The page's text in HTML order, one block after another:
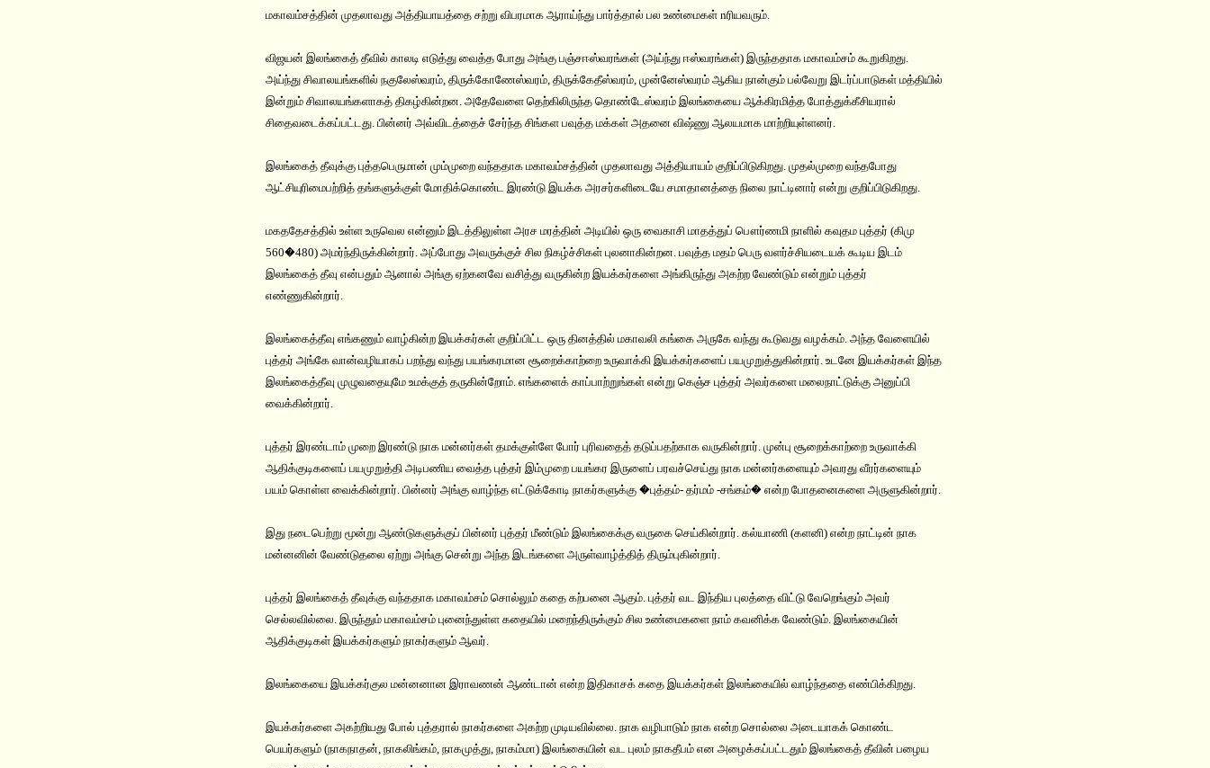
மகாவம்சத்தின் முதலாவது அத்தியாயத்தை சற்று விபரமாக ஆராய்ந்து பார்த்தால் பல உண்மைகள் nரியவரும்.
விஜயன் இலங்கைத் தீவில் காலடி எடுத்து வைத்த போது அங்கு பஞ்சஈஸ்வரங்கள் (அய்ந்து ஈஸ்வரங்கள்) இருந்ததாக மகாவம்சம் கூறுகிறது.
அய்ந்து சிவாலயங்களில் நகுலேஸ்வரம், திருக்கோணேஸ்வரம், திருக்கேதீஸ்வரம், முன்னேஸ்வரம் ஆகிய நான்கும் பல்வேறு இடர்ப்பாடுகள் மத்தியில்
இன்றும் சிவாலயங்களாகத் திகழ்கின்றன. அதேவேளை தெற்கிலிருந்த தொண்டேஸ்வரம் இலங்கையை ஆக்கிரமித்த போத்துக்கீசியரால்
சிதைவடைக்கப்பட்டது. பின்னர் அவ்விடத்தைச் சேர்ந்த சிங்கள பவுத்த மக்கள் அதனை விஷ்ணு ஆலயமாக மாற்றியுள்ளனர்.
இலங்கைத் தீவுக்கு புத்தபெருமான் மும்முறை வந்ததாக மகாவம்சத்தின் முதலாவது அத்தியாயம் குறிப்பிடுகிறது. முதல்முறை வந்தபோது
ஆட்சியுரிமைபற்றித் தங்களுக்குள் மோதிக்கொண்ட இரண்டு இயக்க அரசர்களிடையே சமாதானத்தை நிலை நாட்டினார் என்று குறிப்பிடுகிறது.
மகததேசத்தில் உள்ள உருவெல என்னும் இடத்திலுள்ள அரச மரத்தின் அடியில் ஒரு வைகாசி மாதத்துப் பௌர்ணமி நாளில் கவுதம புத்தர் (கிமு
560�480) அமர்ந்திருக்கின்றார். அப்போது அவருக்குச் சில நிகழ்ச்சிகள் புலனாகின்றன. பவுத்த மதம் பெரு வளர்ச்சியடையக் கூடிய இடம்
இலங்கைத் தீவு என்பதும் ஆனால் அங்கு ஏற்கனவே வசித்து வருகின்ற இயக்கர்களை அங்கிருந்து அகற்ற வேண்டும் என்றும் புத்தர்
எண்ணுகின்றார்.
இலங்கைத்தீவு எங்கணும் வாழ்கின்ற இயக்கர்கள் குறிப்பிட்ட ஒரு தினத்தில் மகாவலி கங்கை அருகே வந்து கூடுவது வழக்கம். அந்த வேளையில்
புத்தர் அங்கே வான்வழியாகப் பறந்து வந்து பயங்கரமான சூறைக்காற்றை உருவாக்கி இயக்கர்களைப் பயமுறுத்துகின்றார். உடனே இயக்கர்கள் இந்த
இலங்கைத்தீவு முழுவதையுமே உமக்குத் தருகின்றோம். எங்களைக் காப்பாற்றுங்கள் என்று கெஞ்ச புத்தர் அவர்களை மலைநாட்டுக்கு அனுப்பி
வைக்கின்றார்.
புத்தர் இரண்டாம் முறை இரண்டு நாக மன்னர்கள் தமக்குள்ளே போர் புரிவதைத் தடுப்பதற்காக வருகின்றார். முன்பு சூறைக்காற்றை உருவாக்கி
ஆதிக்குடிகளைப் பயமுறுத்தி அடிபணிய வைத்த புத்தர் இம்முறை பயங்கர இருளைப் பரவச்செய்து நாக மன்னர்களையும் அவரது வீரர்களையும்
பயம் கொள்ள வைக்கின்றார். பின்னர் அங்கு வாழ்ந்த எட்டுக்கோடி நாகர்களுக்கு �புத்தம்- தர்மம் -சங்கம்� என்ற போதனைகளை அருளுகின்றார்.
இது நடைபெற்று மூன்று ஆண்டுகளுக்குப் பின்னர் புத்தர் மீண்டும் இலங்கைக்கு வருகை செய்கின்றார். கல்யாணி (களனி) என்ற நாட்டின் நாக
மன்னனின் வேண்டுதலை ஏற்று அங்கு சென்று அந்த இடங்களை அருள்வாழ்த்தித் திரும்புகின்றார்.
புத்தர் இலங்கைத் தீவுக்கு வந்ததாக மகாவம்சம் சொல்லும் கதை கற்பனை ஆகும். புத்தர் வட இந்திய புலத்தை விட்டு வேறெங்கும் அவர்
செல்லவில்லை. இருந்தும் மகாவம்சம் புனைந்துள்ள கதையில் மறைந்திருக்கும் சில உண்மைகளை நாம் கவனிக்க வேண்டும். இலங்கையின்
ஆதிக்குடிகள் இயக்கர்களும் நாகர்களும் ஆவர்.
இலங்கையை இயக்கர்குல மன்னனான இராவணன் ஆண்டான் என்ற இதிகாசக் கதை இயக்கர்கள் இலங்கையில் வாழ்ந்ததை எண்பிக்கிறது.
இயக்கர்களை அகற்றியது போல் புத்தரால் நாகர்களை அகற்ற முடியவில்லை. நாக வழிபாடும் நாக என்ற சொல்லை அடையாகக் கொண்ட
பெயர்களும் (நாகநாதன், நாகலிங்கம், நாகமுத்து, நாகம்மா) இலங்கையின் வட புலம் நாகதீபம் என அழைக்கப்பட்டதும் இலங்கைத் தீவின் பழைய